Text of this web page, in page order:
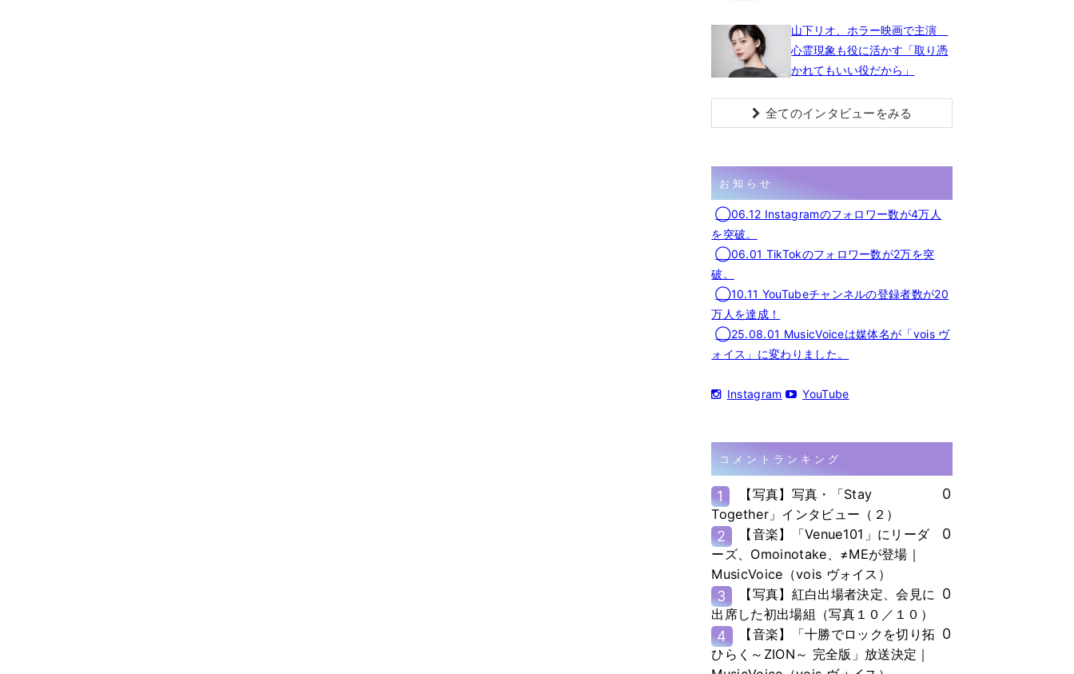
山下リオ、ホラー映画で主演
心霊現象も役に活かす「取り憑
かれてもいい役だから」
全てのインタビューをみる
お知らせ
◯06.12 Instagramのフォロワー数が4万人
を突破。
◯06.01 TikTokのフォロワー数が2万を突
破。
◯10.11 YouTubeチャンネルの登録者数が20
万人を達成！
◯25.08.01 MusicVoiceは媒体名が「vois ヴ
ォイス」に変わりました。
Instagram YouTube
コメントランキング
1
【写真】写真・「Stay
Together」インタビュー（２）
0
2
【音楽】「Venue101」にリーダ
ーズ、Omoinotake、≠MEが登場｜
MusicVoice（vois ヴォイス）
0
3
【写真】紅白出場者決定、会見に
出席した初出場組（写真１０／１０）
0
4
【音楽】「十勝でロックを切り拓
ひらく～ZION～ 完全版」放送決定｜
0